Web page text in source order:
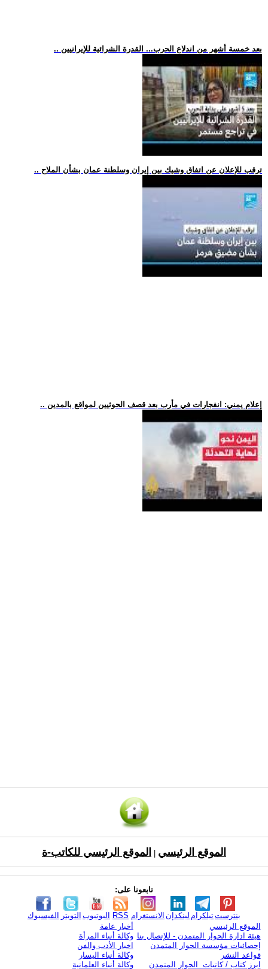
.. بعد خمسة أشهر من اندلاع الحرب... القدرة الشرائية للإيرانيين
.. ترقب للإعلان عن اتفاق وشيك بين إيران وسلطنة عمان بشأن الملاح
.. إعلام يمني: انفجارات في مأرب بعد قصف الحوثيين لمواقع بالمدين
الموقع الرئيسي الموقع الرئيسي للكاتب-ة
تابعونا على:
الفيسبوك التويتر اليوتيوب RSS الانستغرام لينكدإن تيلكرامبنترست
الموقع الرئيسي
هيئة ادارة الحوار المتمدن - للإتصال بنا
إحصائيات مؤسسة الحوار المتمدن
قواعد النشر
ابرز كتاب / كاتبات الحوار المتمدن
أخبار عامة
وكالة أنباء المرأة
اخبار الأدب والفن
وكالة أنباء اليسار
وكالة أنباء العلمانية